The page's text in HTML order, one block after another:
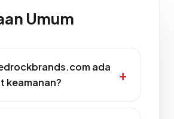
Umum
ada
keamanan?